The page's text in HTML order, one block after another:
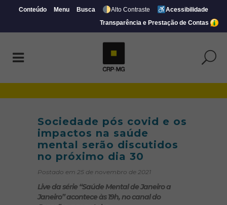
Conteúdo Menu Busca Alto Contraste
Acessibilidade
Transparência e Prestação de Contas
Sociedade pós covid e os
impactos na saúde
mental serão discutidos
no próximo dia 30
Postado em 25 de novembro de 2021
Live da série “Saúde Mental de Janeiro a
Janeiro” acontece às 19h, no canal do